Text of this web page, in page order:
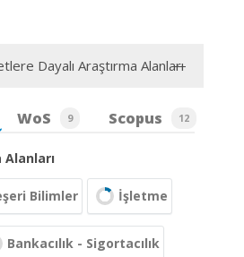
Dayalı Araştırma Alanları
WoS 9 Scopus 12
Bilimler İşletme
Bankacılık - Sigortacılık